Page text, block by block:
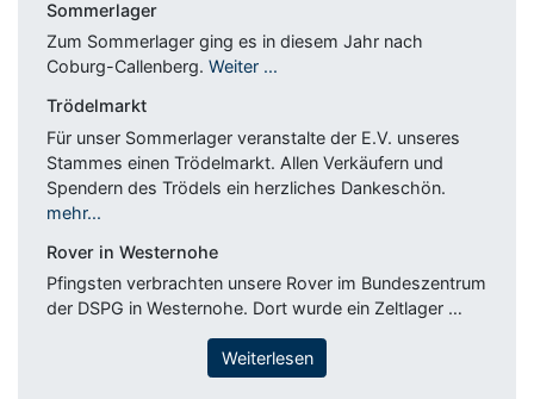
Sommerlager
Zum Sommerlager ging es in diesem Jahr nach
Coburg-Callenberg.Weiter ...
Trödelmarkt
Für unser Sommerlager veranstalte der E.V. unseres
Stammes einen Trödelmarkt. Allen Verkäufern und
Spendern des Trödels ein herzliches Dankeschön.
mehr...
Rover in Westernohe
Pfingsten verbrachten unsere Rover im Bundeszentrum
der DSPG in Westernohe. Dort wurde ein Zeltlager …
Weiterlesen